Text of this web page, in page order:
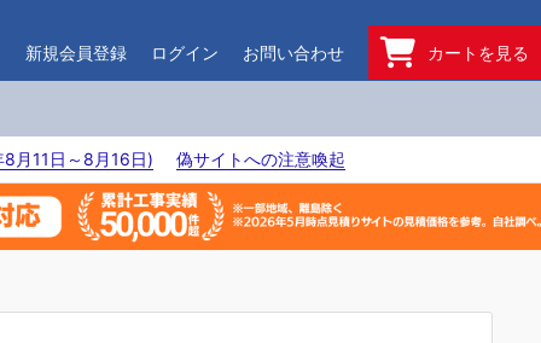
新規会員登録 ログイン お問い合わせ カートを見る
月11日～8月16日) 偽サイトへの注意喚起